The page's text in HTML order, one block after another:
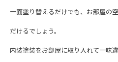
一面塗り替えるだけでも、お部屋の
だけるでしょう。
内装塗装をお部屋に取り入れて一味